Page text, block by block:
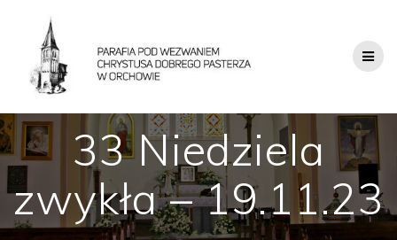
33 Niedziela
zwykła – 19.11.23